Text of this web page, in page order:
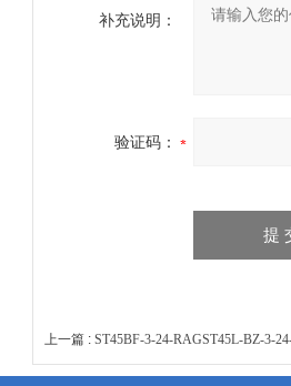
补充说明：
验证码：
上一篇 : ST45BF-3-24-RAGST45L-BZ-3-